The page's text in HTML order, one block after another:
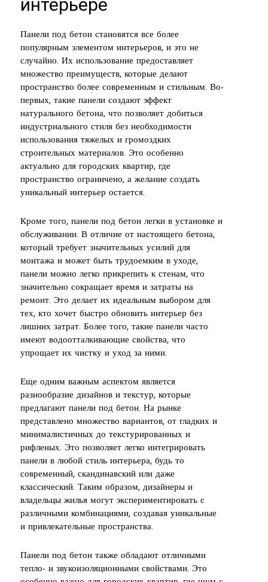
интерьере
Панели под бетон становятся все более
популярным элементом интерьеров, и это не
случайно. Их использование предоставляет
множество преимуществ, которые делают
пространство более современным и стильным. Во-
первых, такие панели создают эффект
натурального бетона, что позволяет добиться
индустриального стиля без необходимости
использования тяжелых и громоздких
строительных материалов. Это особенно
актуально для городских квартир, где
пространство ограничено, а желание создать
уникальный интерьер остается.
Кроме того, панели под бетон легки в установке и
обслуживании. В отличие от настоящего бетона,
который требует значительных усилий для
монтажа и может быть трудоемким в уходе,
панели можно легко прикрепить к стенам, что
значительно сокращает время и затраты на
ремонт. Это делает их идеальным выбором для
тех, кто хочет быстро обновить интерьер без
лишних затрат. Более того, такие панели часто
имеют водоотталкивающие свойства, что
упрощает их чистку и уход за ними.
Еще одним важным аспектом является
разнообразие дизайнов и текстур, которые
предлагают панели под бетон. На рынке
представлено множество вариантов, от гладких и
минималистичных до текстурированных и
рифленых. Это позволяет легко интегрировать
панели в любой стиль интерьера, будь то
современный, скандинавский или даже
классический. Таким образом, дизайнеры и
владельцы жилья могут экспериментировать с
различными комбинациями, создавая уникальные
и привлекательные пространства.
Панели под бетон также обладают отличными
тепло- и звукоизоляционными свойствами. Это